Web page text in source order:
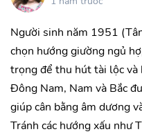
Người sinh năm 1951
chọn hướng giường ngủ
trọng để thu hút tài lộc và
Đông Nam, Nam và Bắc
giúp cân bằng âm dương
Tránh các hướng xấu như